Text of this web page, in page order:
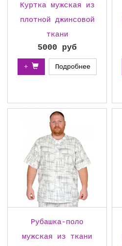
Куртка мужская из
плотной джинсовой
ткани
5000 руб
+ Подробнее
Рубашка-поло
мужская из ткани